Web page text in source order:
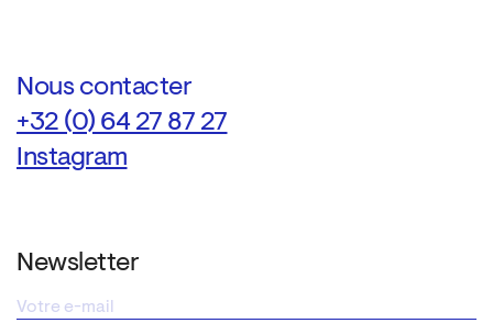
Nous contacter
+32 (0) 64 27 87 27
Instagram
Newsletter